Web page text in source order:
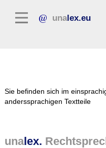
unalex.eu
Sie befinden sich im
anderssprachigen Textteile
unalex.